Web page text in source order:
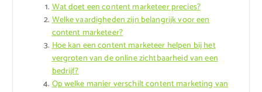
Wat doet een content marketeer precies?
Welke vaardigheden zijn belangrijk voor een
content marketeer?
Hoe kan een content marketeer helpen bij het
vergroten van de online zichtbaarheid van een
bedrijf?
Op welke manier verschilt content marketing van